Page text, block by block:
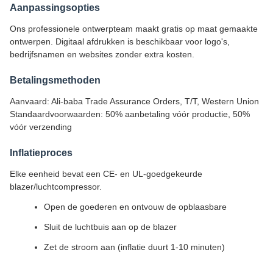
Aanpassingsopties
Ons professionele ontwerpteam maakt gratis op maat gemaakte
ontwerpen. Digitaal afdrukken is beschikbaar voor logo's,
bedrijfsnamen en websites zonder extra kosten.
Betalingsmethoden
Aanvaard: Ali-baba Trade Assurance Orders, T/T, Western Union
Standaardvoorwaarden: 50% aanbetaling vóór productie, 50%
vóór verzending
Inflatieproces
Elke eenheid bevat een CE- en UL-goedgekeurde
blazer/luchtcompressor.
Open de goederen en ontvouw de opblaasbare
Sluit de luchtbuis aan op de blazer
Zet de stroom aan (inflatie duurt 1-10 minuten)